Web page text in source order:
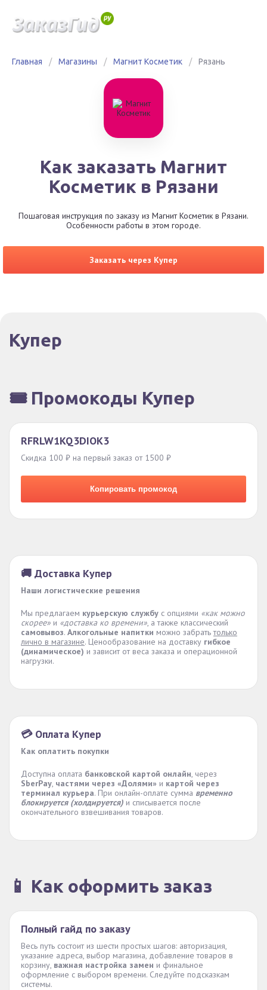
Главная / Магазины / Магнит Косметик / Рязань
Как заказать Магнит
Косметик в Рязани
Пошаговая инструкция по заказу из Магнит Косметик в Рязани.
Особенности работы в этом городе.
Заказать через Купер
Купер
🎟️ Промокоды Купер
RFRLW1KQ3DIOK3
Скидка 100 ₽ на первый заказ от 1500 ₽
Копировать промокод
🚚 Доставка Купер
Наши логистические решения
Мы предлагаем курьерскую службу с опциями «как можно
скорее» и «доставка ко времени», а также классический
самовывоз. Алкогольные напитки можно забратьтолько
лично в магазине. Ценообразование на доставку гибкое
(динамическое) и зависит от веса заказа и операционной
нагрузки.
💳 Оплата Купер
Как оплатить покупки
Доступна оплата банковской картой онлайн, через
SberPay, частями через «Долями» и картой через
терминал курьера. При онлайн-оплате сумма временно
блокируется (холдируется) и списывается после
окончательного взвешивания товаров.
📱 Как оформить заказ
Полный гайд по заказу
Весь путь состоит из шести простых шагов: авторизация,
указание адреса, выбор магазина, добавление товаров в
корзину, важная настройка замен и финальное
оформление с выбором времени. Следуйте подсказкам
системы.